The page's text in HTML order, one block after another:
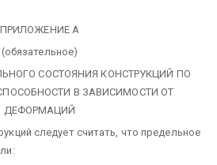
ПРИЛОЖЕНИЕ А
(обязательное)
СОСТОЯНИЯ КОНСТРУКЦИЙ ПО
В ЗАВИСИМОСТИ ОТ
ДЕФОРМАЦИЙ
следует считать, что предельное